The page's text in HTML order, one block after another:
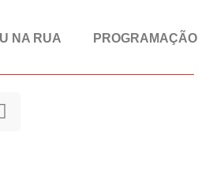
NA RUA PROGRAMAÇÃO